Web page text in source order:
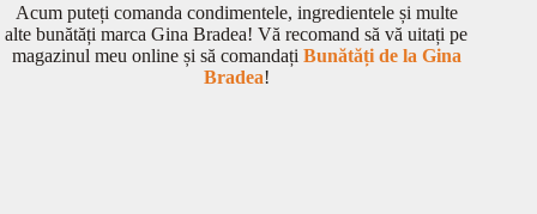
Acum puteți comanda condimentele, ingredientele și multe
alte bunătăți marca Gina Bradea! Vă recomand să vă uitați pe
magazinul meu online și să comandați Bunătăți de la Gina
Bradea!